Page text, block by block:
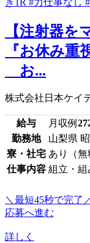
【注射器を
『お休み
お...
株式会社日本ケイ
給与 月収例
勤務地
山梨県 昭
寮・社宅 あり（無
仕事内容 組立・組
＼最短45秒で完了
応募へ進む
詳しく